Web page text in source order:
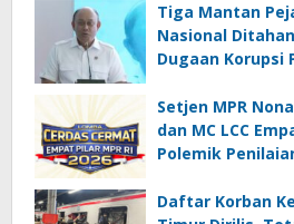
Tiga Mantan
Nasional
Dugaan Korupsi
Setjen MPR
dan MC LCC
Polemik
Daftar Korban